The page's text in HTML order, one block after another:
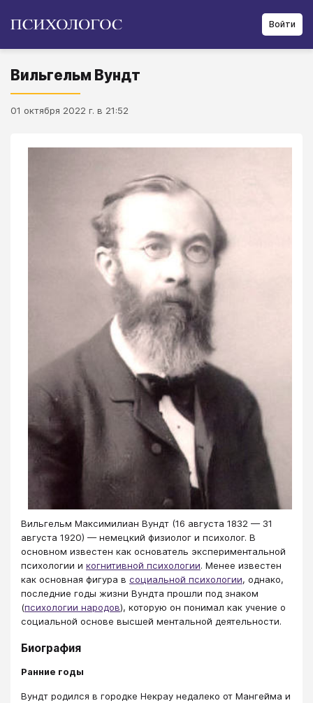
Войти
Вильгельм Вундт
01 октября 2022 г. в 21:52
Вильгельм Максимилиан Вундт (16 августа 1832 — 31
августа 1920) — немецкий физиолог и психолог. В
основном известен как основатель экспериментальной
психологии и когнитивной психологии. Менее известен
как основная фигура в социальной психологии, однако,
последние годы жизни Вундта прошли под знаком
(психологии народов), которую он понимал как учение о
социальной основе высшей ментальной деятельности.
Биография
Ранние годы
Вундт родился в городке Некрау недалеко от Мангейма и